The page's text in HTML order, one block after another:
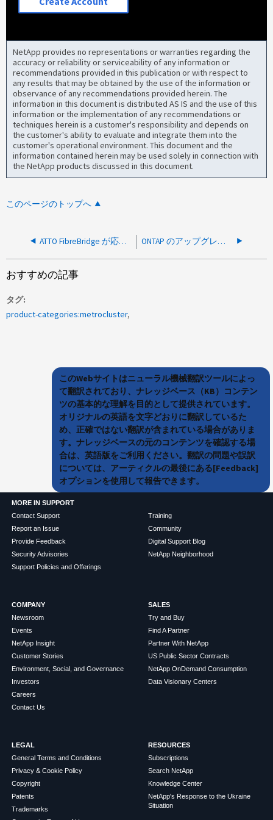
NetApp provides no representations or warranties regarding the
accuracy or reliability or serviceability of any information or
recommendations provided in this publication or with respect to
any results that may be obtained by the use of the information or
observance of any recommendations provided herein. The
information in this document is distributed AS IS and the use of this
information or the implementation of any recommendations or
techniques herein is a customer's responsibility and depends on
the customer's ability to evaluate and integrate them into the
customer's operational environment. This document and the
information contained herein may be used solely in connection with
the NetApp products discussed in this document.
このページのトップへ
ATTO FibreBridge が応答しません ONTAP のアップグレード後にATTO FibreBridgeが保護されていません
おすすめの記事
タグ
product-categories:metrocluster
このWebサイトはニューラル機械翻訳ツールによっ
て翻訳されており、ナレッジベース（KB）コンテン
ツの基本的な理解を目的として提供されています。
オリジナルの英語を文字どおりに翻訳しているた
め、正確ではない翻訳が含まれている場合がありま
す。ナレッジベースの元のコンテンツを確認する場
合は、英語版をご利用ください。翻訳の問題や誤訳
については、アーティクルの最後にある[Feedback]
オプションを使用して報告できます。
MORE IN SUPPORT
Contact Support
Report an Issue
Provide Feedback
Security Advisories
Support Policies and Offerings
Training
Community
Digital Support Blog
NetApp Neighborhood
COMPANY
Newsroom
Events
NetApp Insight
Customer Stories
Environment, Social, and Governance
Investors
Careers
Contact Us
SALES
Try and Buy
Find A Partner
Partner With NetApp
US Public Sector Contracts
NetApp OnDemand Consumption
Data Visionary Centers
LEGAL
General Terms and Conditions
Privacy & Cookie Policy
Copyright
Patents
Trademarks
RESOURCES
Subscriptions
Search NetApp
Knowledge Center
NetApp's Response to the Ukraine
Situation